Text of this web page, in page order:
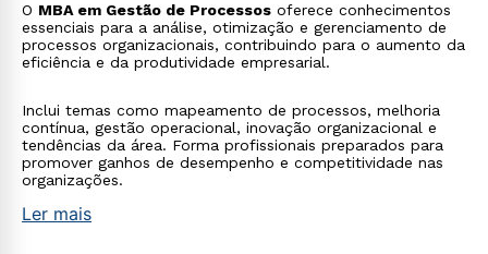
O MBA em Gestão de Processos oferece conhecimentos
essenciais para a análise, otimização e gerenciamento de
processos organizacionais, contribuindo para o aumento da
eficiência e da produtividade empresarial.
Inclui temas como mapeamento de processos, melhoria
contínua, gestão operacional, inovação organizacional e
tendências da área. Forma profissionais preparados para
promover ganhos de desempenho e competitividade nas
organizações.
Ler mais